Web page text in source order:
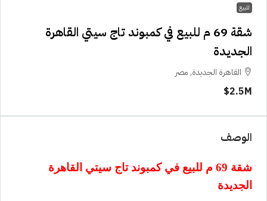
للبيع
شقة 69 م للبيع في كمبوند تاج سيتي القاهرة
الجديدة
القاهرة الجديدة, مصر
2.5M$
الوصف
شقة 69 م للبيع في
كمبوند تاج سيتي القاهرة
الجديدة